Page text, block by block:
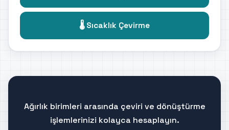
🌡️ Sıcaklık Çevirme
Ağırlık birimleri arasında çeviri ve dönüştürme
işlemlerinizi kolayca hesaplayın.